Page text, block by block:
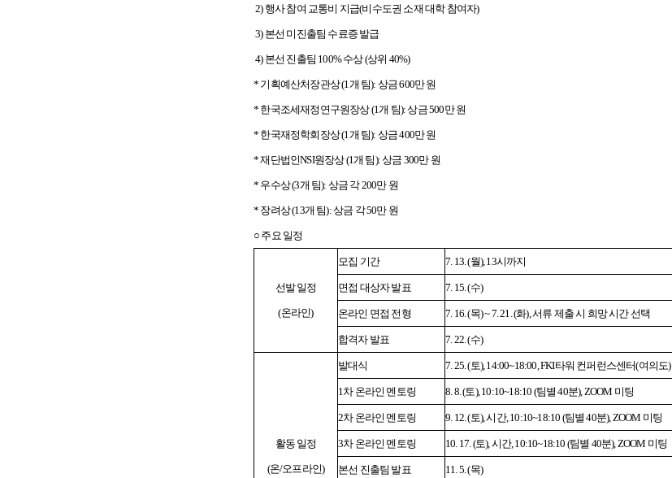
2)행사 참여 교통비 지급(비수도권 소재 대학 참여자)
3) 본선 미진출팀 수료증 발급
4) 본선 진출팀 100% 수상 (상위 40%)
* 기획예산처장관상 (1개 팀): 상금 600만 원
* 한국조세재정연구원장상 (1개 팀): 상금 500만 원
* 한국재정학회장상 (1개 팀): 상금 400만 원
*재단법인NSI원장상 (1개 팀): 상금 300만 원
* 우수상 (3개 팀): 상금 각 200만 원
* 장려상 (13개 팀): 상금 각 50만 원
○ 주요 일정
선발 일정
(온라인)
모집 기간 7. 13. (월), 13시까지
면접 대상자 발표 7. 15. (수)
온라인 면접 전형 7. 16. (목) ~ 7. 21. (화), 서류 제출 시 희망 시간 선택
합격자 발표 7. 22. (수)
활동 일정
(온/오프라인)
발대식 7. 25. (토), 14:00~18:00, FKI타워 컨퍼런스센터(여의도)
1차 온라인 멘토링 8. 8. (토), 10:10~18:10 (팀별 40분), ZOOM 미팅
2차 온라인 멘토링 9. 12. (토), 시간, 10:10~18:10 (팀별 40분), ZOOM 미팅
3차 온라인 멘토링 10. 17. (토), 시간, 10:10~18:10 (팀별 40분), ZOOM 미팅
본선 진출팀 발표 11. 5. (목)